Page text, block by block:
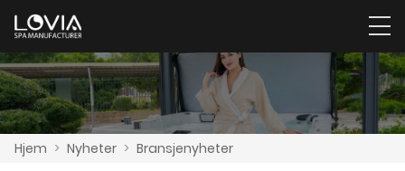
Hjem > Nyheter > Bransjenyheter